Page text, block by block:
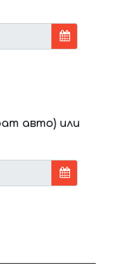
авто) или